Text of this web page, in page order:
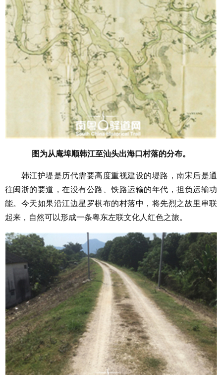
图为从庵埠顺韩江至汕头出海口村落的分布。
韩江护堤是历代需要高度重视建设的堤路，南宋后是通
往闽浙的要道，在没有公路、铁路运输的年代，担负运输功
能。今天如果沿江边星罗棋布的村落中，将先烈之故里串联
起来，自然可以形成一条粤东左联文化人红色之旅。